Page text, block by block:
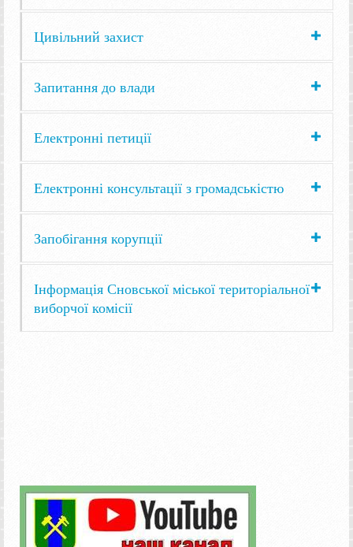
Цивільний захист
Запитання до влади
Електронні петиції
Електронні консультації з громадськістю
Запобігання корупції
Інформація Сновської міської територіальної
виборчої комісії